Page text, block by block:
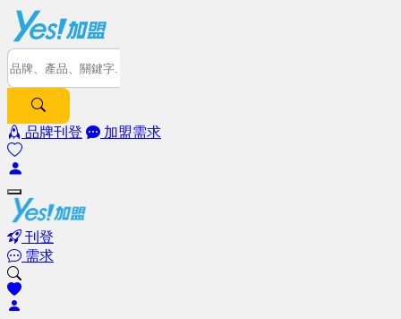
品牌刊登 加盟需求
刊登
需求